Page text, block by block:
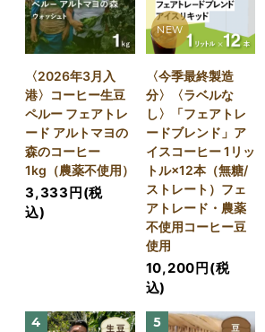
〈2026年3月入
港〉コーヒー生豆
ペルー フェアトレ
ード アルトマヨの
森のコーヒー
1kg（農薬不使用）
3,333円(税
込)
NEW
〈今季最終製造
分〉〈ラベルな
し〉「フェアトレ
ードブレンド」ア
イスコーヒー 1リッ
トル×12本（無糖/
ストレート）フェ
アトレード・農薬
不使用コーヒー豆
使用
10,200円(税
込)
4 5